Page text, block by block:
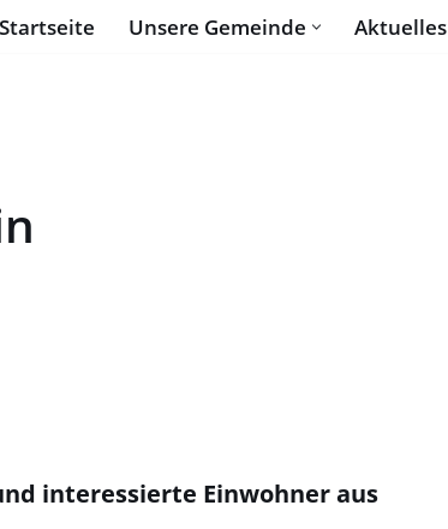
Startseite Unsere Gemeinde Aktuelles
interessierte Einwohneraus